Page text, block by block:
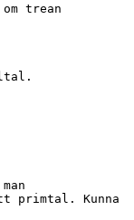
trean
primtal. Kunna